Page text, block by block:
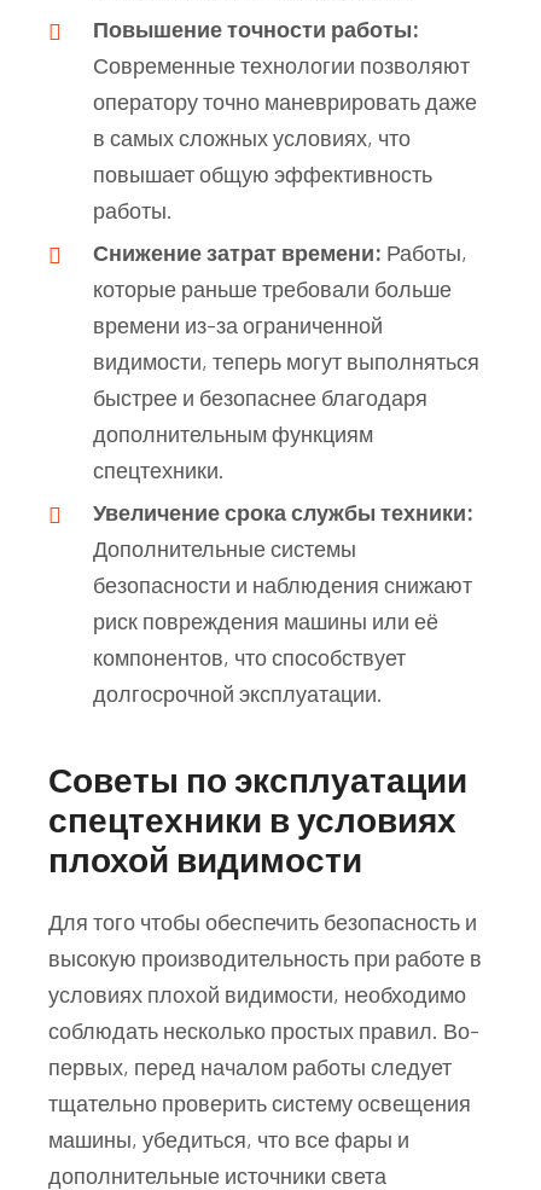
Повышение точности работы:
Современные технологии позволяют
оператору точно маневрировать даже
в самых сложных условиях, что
повышает общую эффективность
работы.
Снижение затрат времени: Работы,
которые раньше требовали больше
времени из-за ограниченной
видимости, теперь могут выполняться
быстрее и безопаснее благодаря
дополнительным функциям
спецтехники.
Увеличение срока службы техники:
Дополнительные системы
безопасности и наблюдения снижают
риск повреждения машины или её
компонентов, что способствует
долгосрочной эксплуатации.
Советы по эксплуатации
спецтехники в условиях
плохой видимости
Для того чтобы обеспечить безопасность и
высокую производительность при работе в
условиях плохой видимости, необходимо
соблюдать несколько простых правил. Во-
первых, перед началом работы следует
тщательно проверить систему освещения
машины, убедиться, что все фары и
дополнительные источники света